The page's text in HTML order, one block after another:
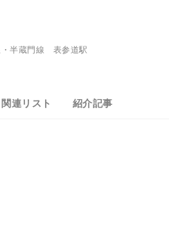
・半蔵門線 表参道駅
関連リスト 紹介記事